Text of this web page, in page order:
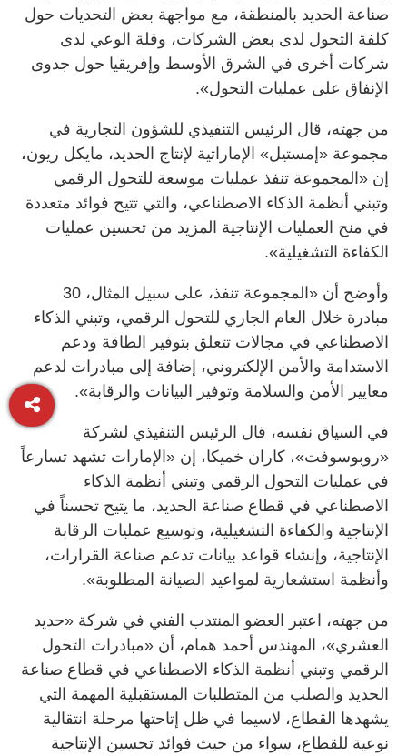
صناعة الحديد بالمنطقة، مع مواجهة بعض التحديات حول
كلفة التحول لدى بعض الشركات، وقلة الوعي لدى
شركات أخرى في الشرق الأوسط وإفريقيا حول جدوى
الإنفاق على عمليات التحول».
من جهته، قال الرئيس التنفيذي للشؤون التجارية في
مجموعة «إمستيل» الإماراتية لإنتاج الحديد، مايكل ريون،
إن «المجموعة تنفذ عمليات موسعة للتحول الرقمي
وتبني أنظمة الذكاء الاصطناعي، والتي تتيح فوائد متعددة
في منح العمليات الإنتاجية المزيد من تحسين عمليات
الكفاءة التشغيلية».
وأوضح أن «المجموعة تنفذ، على سبيل المثال، 30
مبادرة خلال العام الجاري للتحول الرقمي، وتبني الذكاء
الاصطناعي في مجالات تتعلق بتوفير الطاقة ودعم
الاستدامة والأمن الإلكتروني، إضافة إلى مبادرات لدعم
معايير الأمن والسلامة وتوفير البيانات والرقابة».
في السياق نفسه، قال الرئيس التنفيذي لشركة
«روبوسوفت»، كاران خميكا، إن «الإمارات تشهد تسارعاً
في عمليات التحول الرقمي وتبني أنظمة الذكاء
الاصطناعي في قطاع صناعة الحديد، ما يتيح تحسناً في
الإنتاجية والكفاءة التشغيلية، وتوسيع عمليات الرقابة
الإنتاجية، وإنشاء قواعد بيانات تدعم صناعة القرارات،
وأنظمة استشعارية لمواعيد الصيانة المطلوبة».
من جهته، اعتبر العضو المنتدب الفني في شركة «حديد
العشري»، المهندس أحمد همام، أن «مبادرات التحول
الرقمي وتبني أنظمة الذكاء الاصطناعي في قطاع صناعة
الحديد والصلب من المتطلبات المستقبلية المهمة التي
يشهدها القطاع، لاسيما في ظل إتاحتها مرحلة انتقالية
نوعية للقطاع، سواء من حيث فوائد تحسين الإنتاجية